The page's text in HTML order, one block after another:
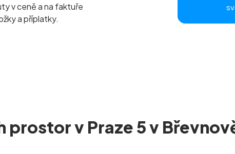
v ceně a na faktuře
a příplatky.
v Praze 5 v